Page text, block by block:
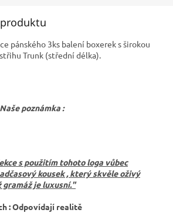
pánského 3ks balení boxerek s širokou
Trunk (střední délka).
Naše poznámka :
s použitím tohoto loga vůbec
kousek , který skvěle oživý
gramáž je luxusní."
: Odpovídají realitě